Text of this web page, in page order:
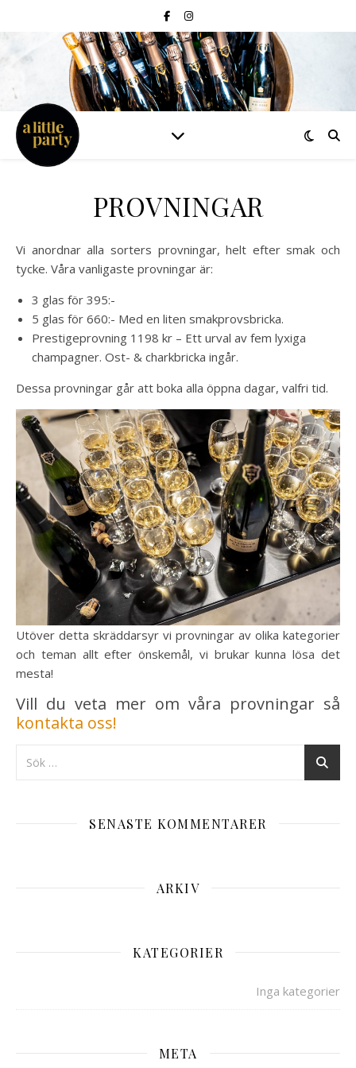
PROVNINGAR
Vi anordnar alla sorters provningar, helt efter smak och
tycke. Våra vanligaste provningar är:
3 glas för 395:-
5 glas för 660:- Med en liten smakprovsbricka.
Prestigeprovning 1198 kr – Ett urval av fem lyxiga
champagner. Ost- & charkbricka ingår.
Dessa provningar går att boka alla öppna dagar, valfri tid.
Utöver detta skräddarsyr vi provningar av olika kategorier
och teman allt efter önskemål, vi brukar kunna lösa det
mesta!
Vill du veta mer om våra provningar så
kontakta oss!
SENASTE KOMMENTARER
ARKIV
KATEGORIER
Inga kategorier
META